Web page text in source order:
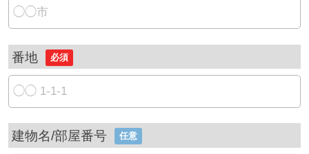
番地 必須
建物名/部屋番号 任意